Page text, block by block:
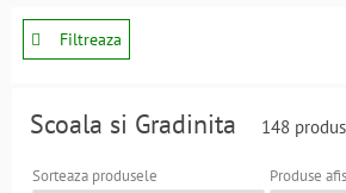
Filtreaza
Scoala si Gradinita 148
Sorteaza produsele Produse